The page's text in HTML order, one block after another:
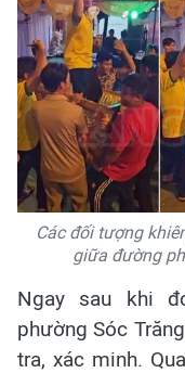
Các đối tượng
giữa đường
Ngay sau khi
phường Sóc
tra, xác minh.